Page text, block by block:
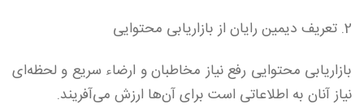
2. تعریف دیمین رایان از بازاریابی محتوایی
بازاریابی محتوایی رفع نیاز مخاطبان و ارضاء سریع و لحظه‌ای
نیاز آنان به اطلاعاتی است برای آن‌ها ارزش می‌آفریند.